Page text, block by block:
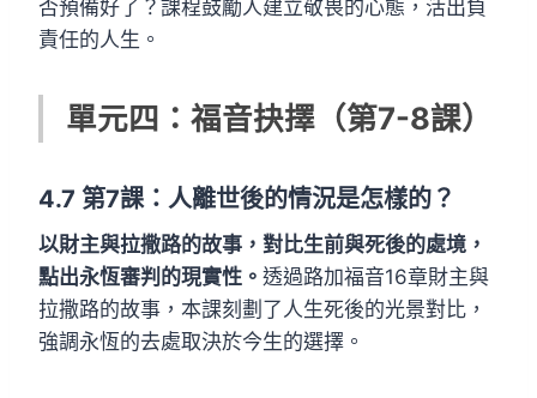
否預備好了？課程鼓勵人建立敬畏的心態，活出負
責任的人生。
單元四：福音抉擇（第7-8課）
4.7 第7課：人離世後的情況是怎樣的？
以財主與拉撒路的故事，對比生前與死後的處境，
點出永恆審判的現實性。 透過路加福音16章財主與
拉撒路的故事，本課刻劃了人生死後的光景對比，
強調永恆的去處取決於今生的選擇。